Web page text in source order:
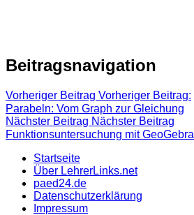
Beitragsnavigation
Vorheriger Beitrag Vorheriger Beitrag:
Parabeln: Vom Graph zur Gleichung
Nächster Beitrag Nächster Beitrag
Funktionsuntersuchung mit GeoGebra
Startseite
Über LehrerLinks.net
paed24.de
Datenschutzerklärung
Impressum